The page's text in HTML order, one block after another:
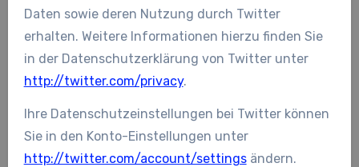
Daten sowie deren Nutzung durch Twitter
erhalten. Weitere Informationen hierzu finden Sie
in der Datenschutzerklärung von Twitter unter
http://twitter.com/privacy.
Ihre Datenschutzeinstellungen bei Twitter können
Sie in den Konto-Einstellungen unter
http://twitter.com/account/settingsändern.